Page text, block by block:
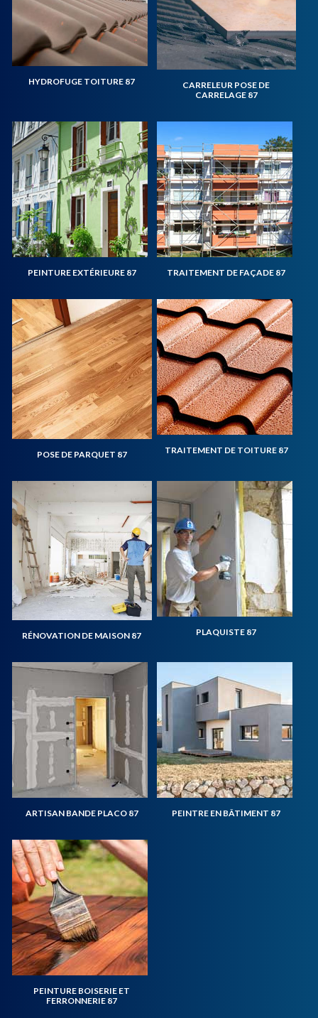
HYDROFUGE TOITURE 87
CARRELEUR POSE DE
CARRELAGE 87
PEINTURE EXTÉRIEURE 87 TRAITEMENT DE FAÇADE 87
POSE DE PARQUET 87 TRAITEMENT DE TOITURE 87
RÉNOVATION DE MAISON 87 PLAQUISTE 87
ARTISAN BANDE PLACO 87 PEINTRE EN BÂTIMENT 87
PEINTURE BOISERIE ET
FERRONNERIE 87